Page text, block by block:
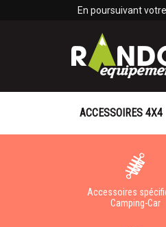
En poursuivant
ACCESSOIRES 4X4
Accessoires
Camping-Car
Panneau de gestion des cookies